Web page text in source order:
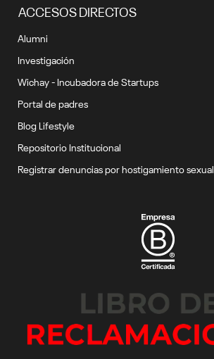
ACCESOS DIRECTOS
Alumni
Investigación
Wichay - Incubadora de Startups
Portal de padres
Blog Lifestyle
Repositorio Institucional
Registrar denuncias por hostigamiento sexual